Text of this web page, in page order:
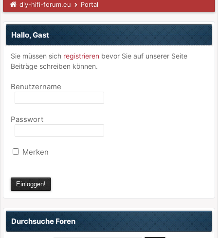
diy-hifi-forum.eu Portal
Hallo, Gast
Sie müssen sich registrieren bevor Sie auf unserer Seite
Beiträge schreiben können.
Benutzername
Passwort
Merken
Durchsuche Foren